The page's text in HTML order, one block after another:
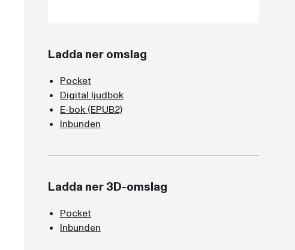
Ladda ner omslag
Pocket
Digital ljudbok
E-bok (EPUB2)
Inbunden
Ladda ner 3D-omslag
Pocket
Inbunden